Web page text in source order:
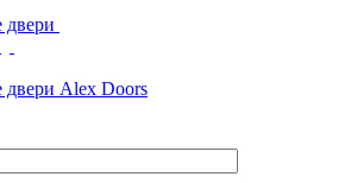
Alex Doors